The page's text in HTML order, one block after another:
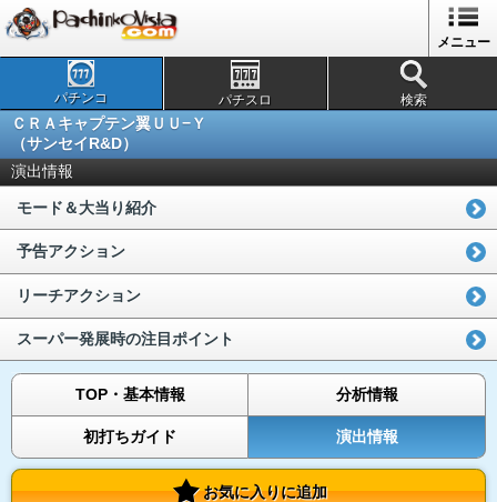
メニュー
パチンコ パチスロ 検索
ＣＲＡキャプテン翼ＵＵ−Ｙ
（サンセイR&D）
演出情報
モード＆大当り紹介
予告アクション
リーチアクション
スーパー発展時の注目ポイント
TOP・基本情報 分析情報
初打ちガイド 演出情報
お気に入りに追加